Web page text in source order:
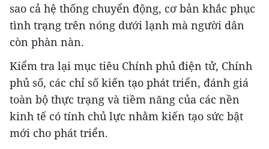
sao cả hệ thống chuyển động, cơ bản khắc phục
tình trạng trên nóng dưới lạnh mà người dân
còn phàn nàn.
Kiểm tra lại mục tiêu Chính phủ điện tử, Chính
phủ số, các chỉ số kiến tạo phát triển, đánh giá
toàn bộ thực trạng và tiềm năng của các nền
kinh tế có tính chủ lực nhằm kiến tạo sức bật
mới cho phát triển.